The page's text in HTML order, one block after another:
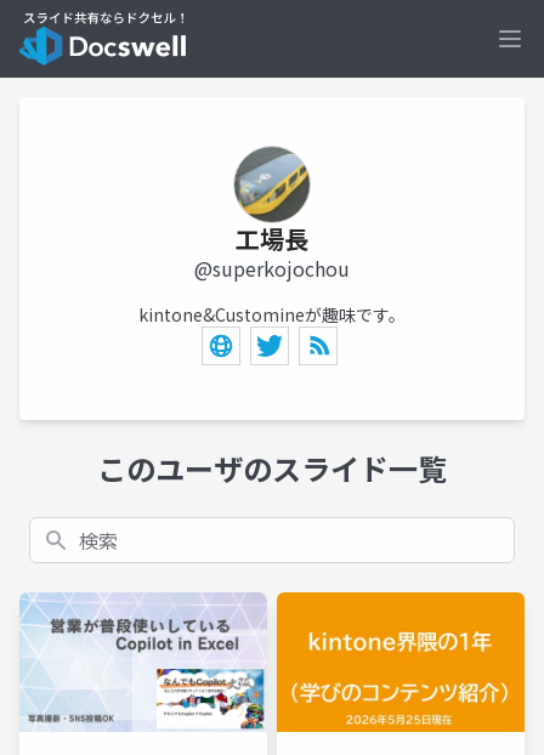
工場長
@superkojochou
kintone&Customineが趣味です。
このユーザのスライド一覧
検索